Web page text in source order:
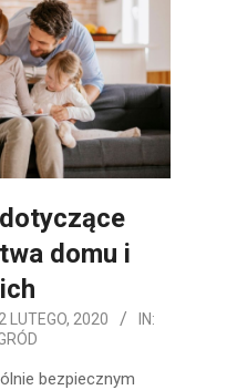
domu i
LUTEGO, 2020
IN:
bezpiecznym